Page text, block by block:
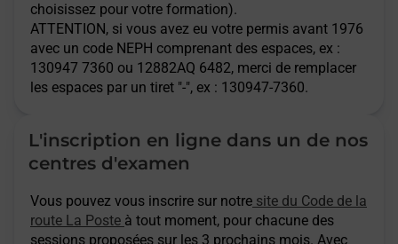
choisissez pour votre formation).
ATTENTION, si vous avez eu votre permis avant 1976
avec un code NEPH comprenant des espaces, ex :
130947 7360 ou 12882AQ 6482, merci de remplacer
les espaces par un tiret "-", ex : 130947-7360.
L'inscription en ligne dans un de nos
centres d'examen
Vous pouvez vous inscrire sur notre site du Code de la
route La Poste à tout moment, pour chacune des
sessions proposées sur les 3 prochains mois. Avec